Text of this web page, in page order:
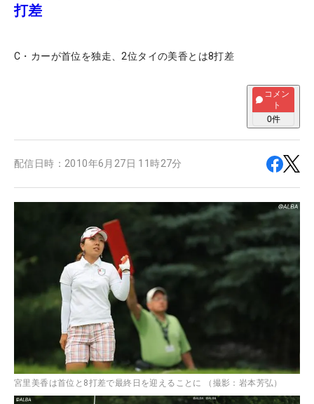
打差
C・カーが首位を独走、2位タイの美香とは8打差
コメン
ト
0件
配信日時： 2010年6月27日 11時27分
宮里美香は首位と8打差で最終日を迎えることに （撮影：岩本芳弘）